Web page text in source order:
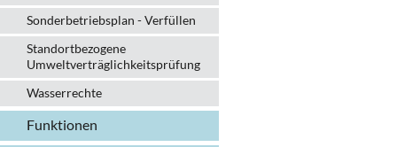
Sonderbetriebsplan - Verfüllen
Standortbezogene
Umweltverträglichkeitsprüfung
Wasserrechte
Funktionen